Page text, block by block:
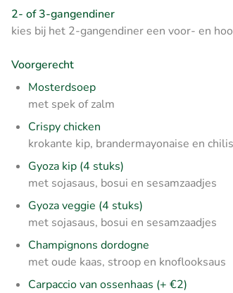
2- of 3-gangendiner
kies bij het 2-gangendiner een voor- en
Voorgerecht
Mosterdsoep
met spek of zalm
Crispy chicken
krokante kip, brandermayonaise en
Gyoza kip (4 stuks)
met sojasaus, bosui en sesamzaadjes
Gyoza veggie (4 stuks)
met sojasaus, bosui en sesamzaadjes
Champignons dordogne
met oude kaas, stroop en knoflooksaus
Carpaccio van ossenhaas (+ €2)